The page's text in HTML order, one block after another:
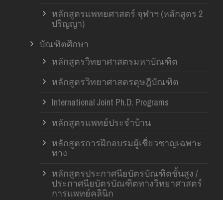
หลักสูตรแพทยศาสตร์ จุฬาฯ (หลักสูตร 2
ปริญญา)
บัณฑิตศึกษา
หลักสูตรวิทยาศาสตรมหาบัณฑิต
หลักสูตรวิทยาศาสตรดุษฎีบัณฑิต
International Joint Ph.D. Programs
หลักสูตรแพทย์ประจำบ้าน
หลักสูตรการฝึกอบรมผู้เชี่ยวชาญเฉพาะ
ทาง
หลักสูตรประกาศนียบัตรบัณฑิตชั้นสูง /
ประกาศนียบัตรบัณฑิตทางวิทยาศาสตร์
การแพทย์คลินิก